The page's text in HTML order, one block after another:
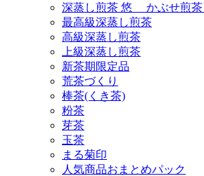
深蒸し煎茶 悠 かぶせ煎茶
最高級深蒸し煎茶
高級深蒸し煎茶
上級深蒸し煎茶
新茶期限定品
荒茶づくり
棒茶(くき茶)
粉茶
芽茶
玉茶
まる菊印
人気商品おまとめパック